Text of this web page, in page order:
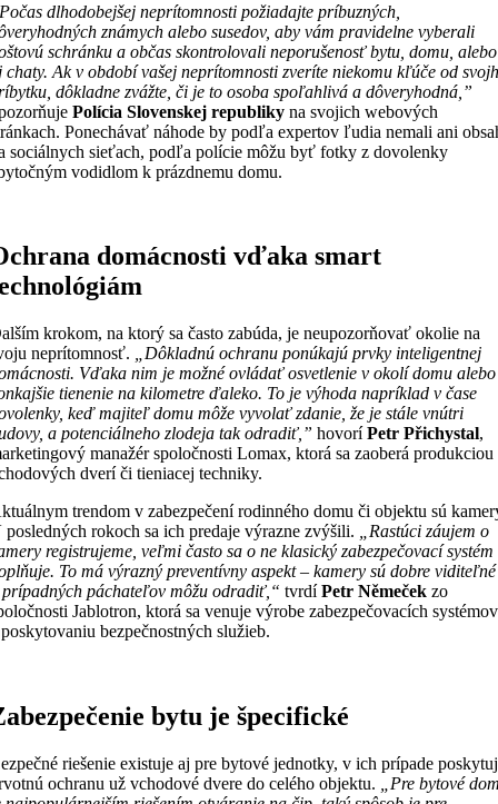
Počas dlhodobejšej neprítomnosti požiadajte príbuzných,
známych alebo susedov, aby vám pravidelne vyberali
schránku a občas skontrolovali neporušenosť bytu, domu, alebo
chaty.Ak v období vašej neprítomnosti zveríte niekomu kľúče od
dôkladne zvážte, či je to osoba spoľahlivá a dôveryhodná,”
Polícia Slovenskej republiky na svojich webových
Ponechávať náhode by podľa expertov ľudia nemali ani
sociálnych sieťach, podľa polície môžu byť fotky z dovolenky
vodidlom k prázdnemu domu.
domácnosti vďaka smart
krokom, na ktorý sa často zabúda, je neupozorňovať okolie na
neprítomnosť.
„Dôkladnú ochranu ponúkajú prvky inteligentnej
Vďaka nim je možné ovládať osvetlenie v okolí domu alebo
tienenie na kilometre ďaleko. To je výhoda napríklad v čase
keď majiteľ domu môže vyvolať zdanie, že je stále vnútri
a potenciálneho zlodeja tak odradiť,” hovoríPetr Přichystal,
manažér spoločnosti Lomax, ktorá sa zaoberá produkciou
dverí či tieniacej techniky.
trendom v zabezpečení rodinného domu či objektu sú
posledných rokoch sa ich predaje výrazne zvýšili.
„Rastúci záujem o
registrujeme, veľmi často sa o ne klasický zabezpečovací systém
To má výrazný preventívny aspekt – kamery sú dobre viditeľné
prípadných páchateľov môžu odradiť,“tvrdíPetr Němeček zo
Jablotron, ktorá sa venuje výrobe zabezpečovacích systémov
bezpečnostných služieb.
bytu je špecifické
riešenie existuje aj pre bytové jednotky, v ich prípade
ochranu už vchodové dvere do celého objektu.
„Pre bytové